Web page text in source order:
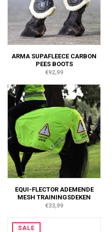
ARMA SUPAFLEECE CARBON
PEES BOOTS
€92,99
EQUI-FLECTOR ADEMENDE
MESH TRAININGSDEKEN
€33,99
SALE